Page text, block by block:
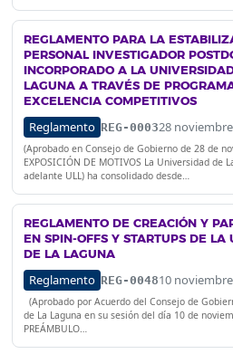
REGLAMENTO PARA LA
PERSONAL INVESTIGADOR
INCORPORADO A LA
LAGUNA A TRAVÉS DE
EXCELENCIA COMPETITIVOS
Reglamento REG-000328
(Aprobado en Consejo de Gobierno de 28 de
EXPOSICIÓN DE MOTIVOS La Universidad de
adelante ULL) ha consolidado desde…
REGLAMENTO DE CREACIÓN Y
EN SPIN-OFFS Y STARTUPS DE LA
DE LA LAGUNA
Reglamento REG-004810
(Aprobado por Acuerdo del Consejo de
de La Laguna en su sesión del día 10 de
PREÁMBULO…